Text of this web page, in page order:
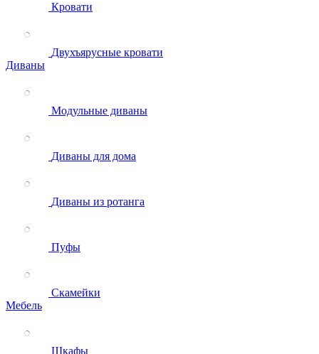
Кровати
Двухъярусные кровати
Диваны
Модульные диваны
Диваны для дома
Диваны из ротанга
Пуфы
Скамейки
Мебель
Шкафы